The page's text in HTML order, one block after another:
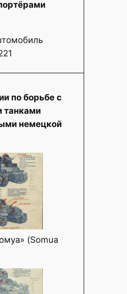
по борьбе с
танками
немецкой
(Somua